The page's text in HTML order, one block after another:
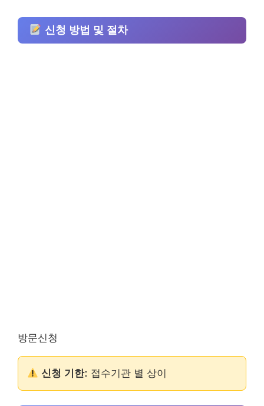
신청 방법 및 절차
방문신청
신청 기한: 접수기관 별 상이